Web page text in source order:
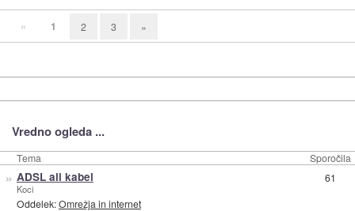
« 1 2 3 »
Vredno ogleda ...
Tema Sporočila
» ADSL ali kabel
Koci
Oddelek:Omrežja in internet
61